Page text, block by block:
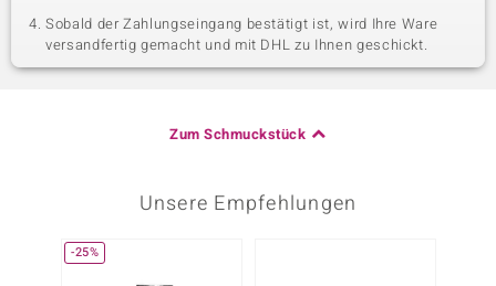
Sobald der Zahlungseingang bestätigt ist, wird Ihre Ware
versandfertig gemacht und mit DHL zu Ihnen geschickt.
Zum Schmuckstück
Unsere Empfehlungen
-25%